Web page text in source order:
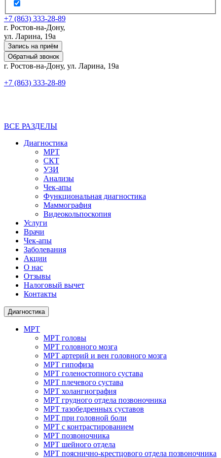
+7 (863) 333-28-89
г. Ростов-на-Дону,
ул. Ларина, 19а
Запись на приём
Обратный звонок
г. Ростов-на-Дону, ул. Ларина, 19а
+7 (863) 333-28-89
ВСЕ РАЗДЕЛЫ
Диагностика
МРТ
СКТ
УЗИ
Анализы
Чек-апы
Функциональная диагностика
Маммография
Видеокольпоскопия
Услуги
Врачи
Чек-апы
Заболевания
Акции
О нас
Отзывы
Налоговый вычет
Контакты
Диагностика
МРТ
МРТ головы
МРТ головного мозга
МРТ артерий и вен головного мозга
МРТ гипофиза
МРТ голеностопного сустава
МРТ плечевого сустава
МРТ холангиография
МРТ грудного отдела позвоночника
МРТ тазобедренных суставов
МРТ при головной боли
МРТ с контрастированием
МРТ позвоночника
МРТ шейного отдела
МРТ пояснично-крестцового отдела позвоночника